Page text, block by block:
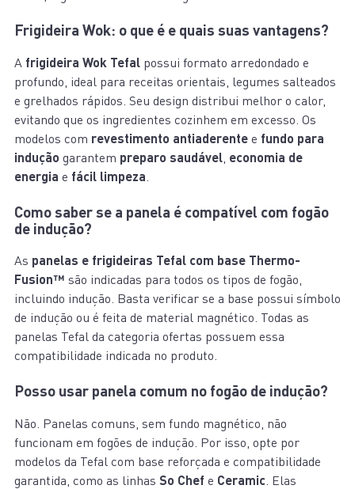
Frigideira Wok: o que é e quais suas vantagens?
A frigideira Wok Tefal possui formato arredondado e
profundo, ideal para receitas orientais, legumes salteados
e grelhados rápidos. Seu design distribui melhor o calor,
evitando que os ingredientes cozinhem em excesso. Os
modelos com revestimento antiaderente e fundo para
indução garantem preparo saudável, economia de
energia e fácil limpeza.
Como saber se a panela é compatível com fogão
de indução?
As panelas e frigideiras Tefal com base Thermo-
Fusion™ são indicadas para todos os tipos de fogão,
incluindo indução. Basta verificar se a base possui símbolo
de indução ou é feita de material magnético. Todas as
panelas Tefal da categoria ofertas possuem essa
compatibilidade indicada no produto.
Posso usar panela comum no fogão de indução?
Não. Panelas comuns, sem fundo magnético, não
funcionam em fogões de indução. Por isso, opte por
modelos da Tefal com base reforçada e compatibilidade
garantida, como as linhas So Chef e Ceramic . Elas